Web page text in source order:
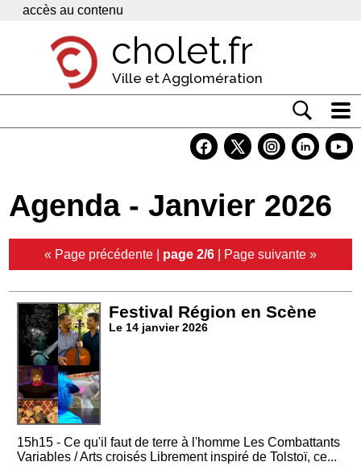
Panneau de gestion des cookies
accès au contenu
cholet.fr
Ville et Agglomération
Economie
Services
Agenda - Janvier 2026
« Page précédente | page 2/6 | Page suivante »
Festival Région en Scène
Le 14 janvier 2026
15h15 - Ce qu'il faut de terre à l'homme Les Combattants
Variables / Arts croisés Librement inspiré de Tolstoï, ce...